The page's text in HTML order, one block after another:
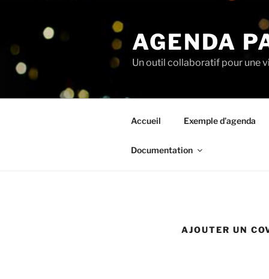
principal
AGENDA
Un outil collaboratif pour une
Accueil Exemple d’agenda
Documentation
AJOUTER UN